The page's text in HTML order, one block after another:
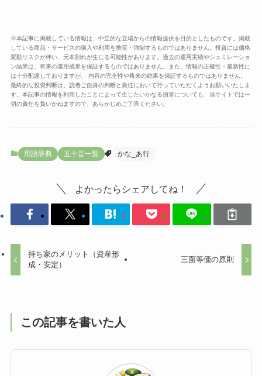
※本記事に掲載している情報は、中立的な立場からの情報提供を目的としたものです。掲載
している商品・サービスの購入や利用を推奨・強制するものではありません。投資には価格
変動リスクが伴い、元本割れが生じる可能性があります。過去の運用実績やシュミレーショ
ン結果は、将来の運用成果を保証するものではありません。また、情報の正確性・最新性に
は十分配慮しておりますが、 内容の完全性や将来の結果を保証するものではありません。
最終的な投資判断は、読者ご自身の判断と責任において行っていただくようお願いいたしま
す。本記事の情報を利用したことによって生じたいかなる損害についても、当サイトでは一
切の責任を負いかねますので、あらかじめご了承ください。
用語辞典 五十音一覧 かな_あ行
よかったらシェアしてね！
持ち家のメリット（資産形
成・安定）
三面等価の原則
この記事を書いた人